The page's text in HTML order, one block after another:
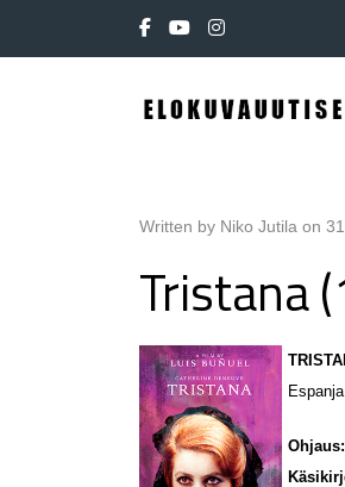
Written by Niko Jutila on
Tristana
Ohjaus: